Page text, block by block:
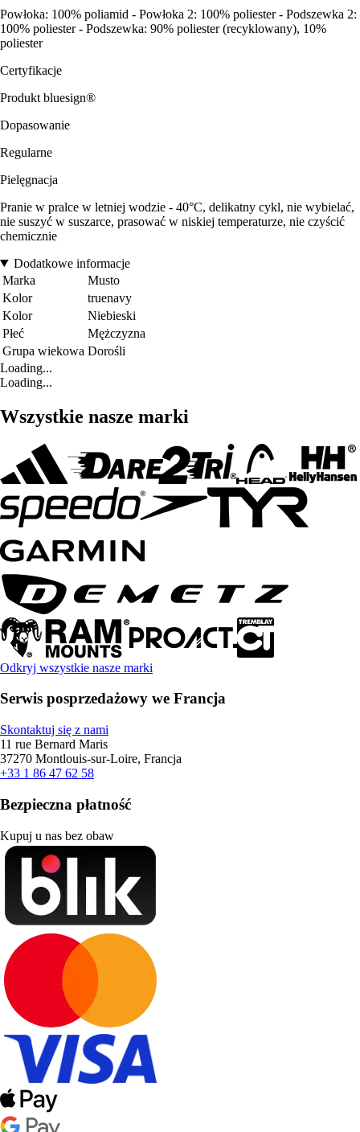
Powłoka: 100% poliamid - Powłoka 2: 100% poliester - Podszewka 2:
100% poliester - Podszewka: 90% poliester (recyklowany), 10%
poliester
Certyfikacje
Produkt bluesign®
Dopasowanie
Regularne
Pielęgnacja
Pranie w pralce w letniej wodzie - 40°C, delikatny cykl, nie wybielać,
nie suszyć w suszarce, prasować w niskiej temperaturze, nie czyścić
chemicznie
Dodatkowe informacje
Marka
Musto
Kolor
truenavy
Kolor
Niebieski
Płeć
Mężczyzna
Grupa wiekowa Dorośli
Loading...
Loading...
Wszystkie nasze marki
Odkryj wszystkie nasze marki
Serwis posprzedażowy we Francja
Skontaktuj się z nami
11 rue Bernard Maris
37270 Montlouis-sur-Loire, Francja
+33 1 86 47 62 58
Bezpieczna płatność
Kupuj u nas bez obaw